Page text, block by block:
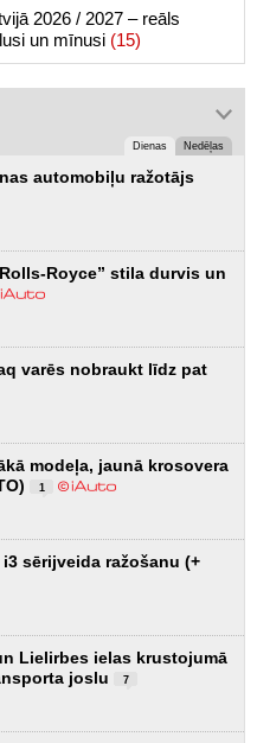
2026 / 2027 – reāls
un mīnusi (15)
Dienas Nedēļas
automobiļu ražotājs
Royce” stila durvis un
varēs nobraukt līdz pat
modeļa, jaunā krosovera
1
sērijveida ražošanu (+
Lielirbes ielas krustojumā
joslu
7